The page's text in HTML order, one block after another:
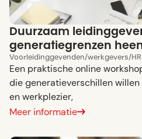
Duurzaam
generatiegrenzen
Voorleidinggevenden/werkgevers/HR
Een praktische online
die generatieverschillen
en werkplezier,
Meer informatie